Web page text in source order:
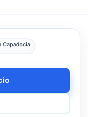
Capadocia